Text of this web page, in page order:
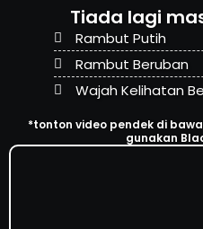
Tiada lagi
Rambut Putih
Rambut Beruban
Wajah Kelihatan
*tonton video pendek di
gunakan